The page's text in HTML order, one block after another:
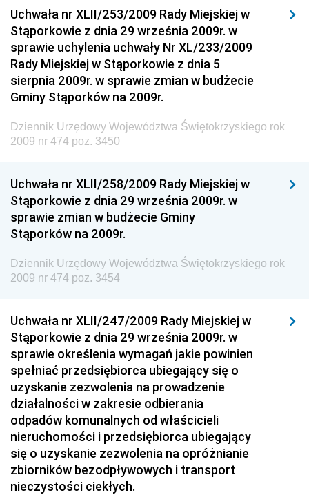
Regionalnej
Dziennik Urzędowy Ministra Aktywów Państwowych
Dziennik Urzędowy Ministra Zdrowia
Dziennik Urzędowy Ministra Środowiska i Głównego
Inspektora Ochrony Środowiska
Dziennik Urzędowy Ministra Klimatu i Środowiska
Dziennik Urzędowy Ministerstwa Kultury, Dziedzictwa
Dziennik Urzędowy Ministra Finansów, Funduszy i
Polityki Regionalnej
Dziennik Urzędowy Ministra Rozwoju, Pracy i
Technologii
Dziennik Urzędowy Ministra Kultury, Dziedzictwa
Narodowego i Sportu
Społecznej
Dziennik Urzędowy Komendy Głównej Straży
Granicznej
Dziennik Urzędowy Głównego Inspektoratu Transportu
Drogowego
Dziennik Urzędowy Narodowego Banku Polskiego
Dziennik Urzędowy Komendy Głównej Policji
Dziennik Urzędowy Ministra Pracy i Polityki
Społecznej
Uchwała nr XLII/253/2009 Rady Miejskiej w
Stąporkowie z dnia 29 września 2009r. w
sprawie uchylenia uchwały Nr XL/233/2009
Rady Miejskiej w Stąporkowie z dnia 5
sierpnia 2009r. w sprawie zmian w budżecie
Gminy Stąporków na 2009r.
Dziennik Urzędowy Województwa Świętokrzyskiego rok
2009 nr 474 poz. 3450
Uchwała nr XLII/258/2009 Rady Miejskiej w
Stąporkowie z dnia 29 września 2009r. w
sprawie zmian w budżecie Gminy
Stąporków na 2009r.
Dziennik Urzędowy Województwa Świętokrzyskiego rok
2009 nr 474 poz. 3454
Uchwała nr XLII/247/2009 Rady Miejskiej w
Stąporkowie z dnia 29 września 2009r. w
sprawie określenia wymagań jakie powinien
spełniać przedsiębiorca ubiegający się o
uzyskanie zezwolenia na prowadzenie
działalności w zakresie odbierania
odpadów komunalnych od właścicieli
nieruchomości i przedsiębiorca ubiegający
się o uzyskanie zezwolenia na opróżnianie
zbiorników bezodpływowych i transport
nieczystości ciekłych.